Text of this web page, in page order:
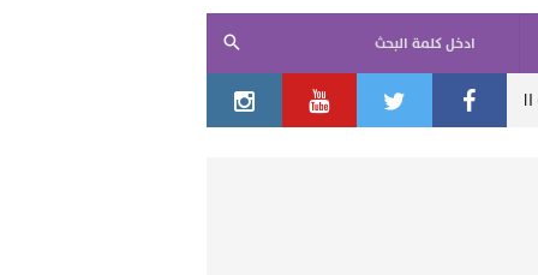
ادخل كلمة البحث
بموافقة نتنياهو وكاتس .. إسرائيل اسعار العملات والمعادن